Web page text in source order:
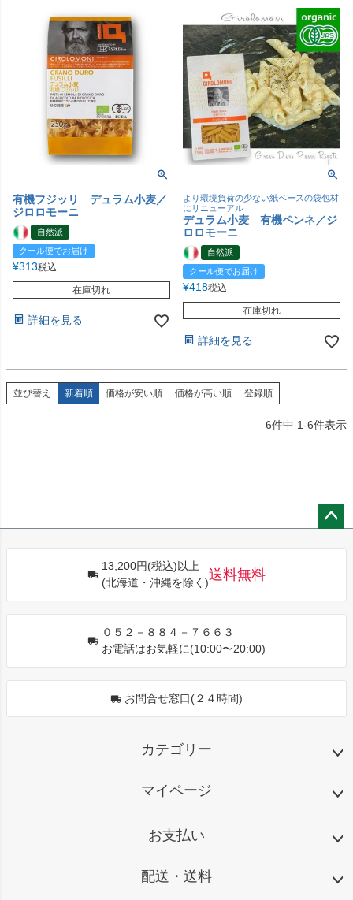
有機フジッリ デュラム小麦／
ジロロモーニ
自然派
クール便でお届け
¥313税込
在庫切れ
詳細を見る
より環境負荷の少ない紙ベースの袋包材
にリニューアル
デュラム小麦 有機ペンネ／ジ
ロロモーニ
自然派
クール便でお届け
¥418税込
在庫切れ
詳細を見る
並び替え 新着順 価格が安い順 価格が高い順 登録順
6件中 1-6件表示
13,200円(税込)以上
(北海道・沖縄を除く)
送料無料
０５２－８８４－７６６３
お電話はお気軽に(10:00〜20:00)
お問合せ窓口(２４時間)
カテゴリー
マイページ
お支払い
配送・送料